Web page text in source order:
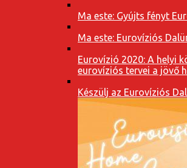
Ma este: Gyújts fényt
Ma este: Eurovíziós
Eurovízió 2020: A helyi
eurovíziós tervei a jövő
Készülj az Eurovíziós